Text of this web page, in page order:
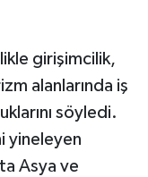
girişimcilik,
alanlarında iş
söyledi.
yineleyen
Asya ve